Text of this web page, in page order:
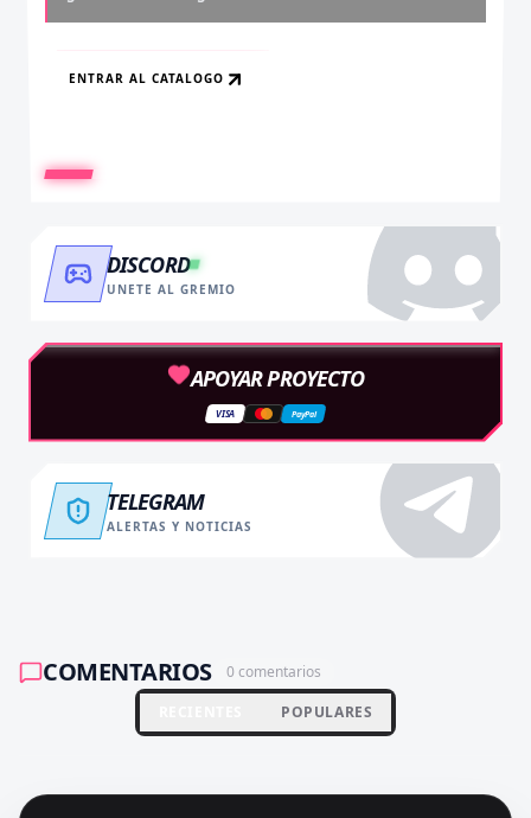
ENTRAR AL CATALOGO
RECARGAR AHORA
VER BENEFICIOS
DISCORD
UNETE AL GREMIO
APOYAR PROYECTO
VISA PayPal
TELEGRAM
ALERTAS Y NOTICIAS
COMENTARIOS 0 comentarios
POPULARES